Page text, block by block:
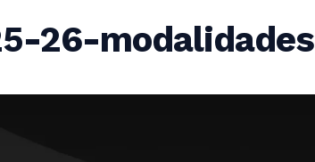
26-modalidades